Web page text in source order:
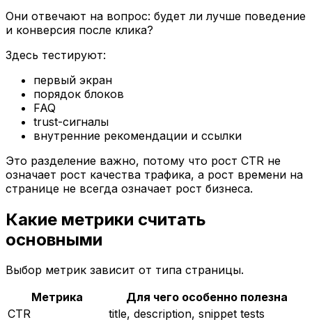
Они отвечают на вопрос: будет ли лучше поведение
и конверсия после клика?
Здесь тестируют:
первый экран
порядок блоков
FAQ
trust-сигналы
внутренние рекомендации и ссылки
Это разделение важно, потому что рост CTR не
означает рост качества трафика, а рост времени на
странице не всегда означает рост бизнеса.
Какие метрики считать
основными
Выбор метрик зависит от типа страницы.
Метрика
Для чего особенно полезна
CTR
title, description, snippet tests